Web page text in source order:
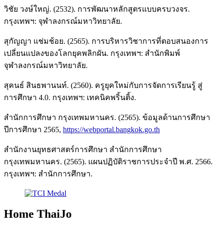
วิชัย วงษ์ใหญ่. (2532). การพัฒนาหลักสูตรแบบครบวงจร.
กรุงเทพฯ: จุฬาลงกรณ์มหาวิทยาลัย.
สุกัญญา แช่มช้อย. (2565). การบริหารวิชาการที่ตอบสนองการ
เปลี่ยนแปลงของโลกยุคพลิกผัน. กรุงเทพฯ: สำนักพิมพ์
จุฬาลงกรณ์มหาวิทยาลัย.
สุคนธ์ สินธพานนท์. (2560). ครูยุคใหม่กับการจัดการเรียนรู้ สู่
การศึกษา 4.0. กรุงเทพฯ: เทคนิคพริ้นติ้ง.
สำนักการศึกษา กรุงเทพมหานคร. (2565). ข้อมูลด้านการศึกษา
ปีการศึกษา 2565, https://webportal.bangkok.go.th
สำนักงานยุทธศาสตร์การศึกษา สำนักการศึกษา
กรุงเทพมหานคร. (2565). แผนปฏิบัติราชการประจำปี พ.ศ. 2566.
กรุงเทพฯ: สำนักการศึกษา.
Home ThaiJo